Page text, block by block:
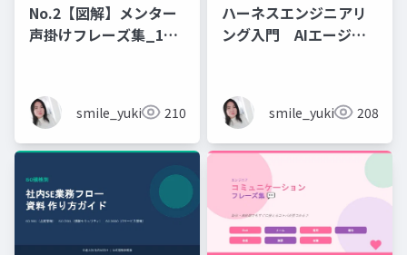
No.2【図解】メンター
声掛けフレーズ集_18
smile_yukiko_it210
ハーネスエンジニアリ
ング入門 AIエージェ
smile_yukiko_it208